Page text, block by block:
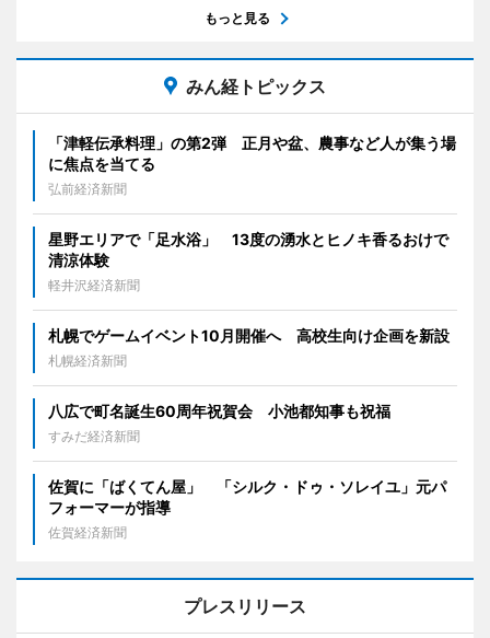
もっと見る
みん経トピックス
「津軽伝承料理」の第2弾 正月や盆、農事など人が集う場
に焦点を当てる
弘前経済新聞
星野エリアで「足水浴」 13度の湧水とヒノキ香るおけで
清涼体験
軽井沢経済新聞
札幌でゲームイベント10月開催へ 高校生向け企画を新設
札幌経済新聞
八広で町名誕生60周年祝賀会 小池都知事も祝福
すみだ経済新聞
佐賀に「ばくてん屋」 「シルク・ドゥ・ソレイユ」元パ
フォーマーが指導
佐賀経済新聞
プレスリリース